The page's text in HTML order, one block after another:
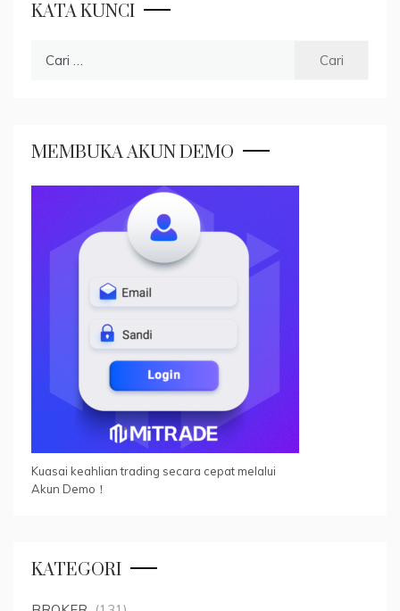
KATA KUNCI
MEMBUKA AKUN DEMO
Kuasai keahlian trading secara cepat melalui
Akun Demo！
KATEGORI